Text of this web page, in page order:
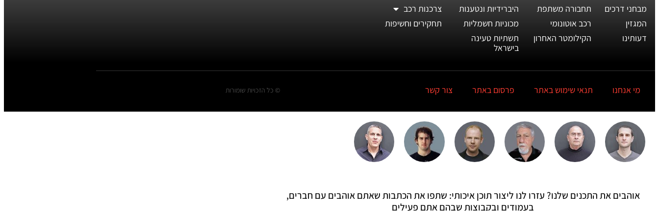
מבחני דרכים
המגזין
דעותינו
תחבורה משתפת
רכב אוטונומי
הקילומטר האחרון
היברידיות ונטענות
מכוניות חשמליות
תשתיות טעינה
בישראל
צרכנות רכב
תחקירים וחשיפות
מי אנחנו תנאי שימוש באתר פרסום באתר צור קשר © כל הזכויות שומורות
אוהבים את התכנים שלנו? עזרו לנו ליצור תוכן איכותי: שתפו את הכתבות שאתם אוהבים עם חברים,
בעמודים ובקבוצות שבהם אתם פעילים